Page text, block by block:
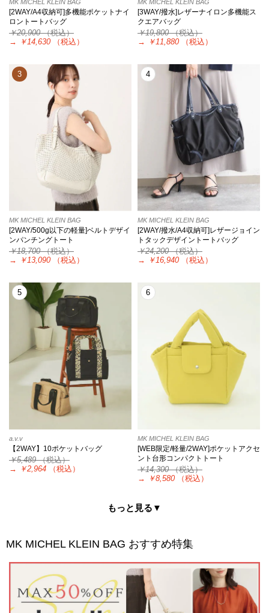
MK MICHEL KLEIN BAG
[2WAY/A4収納可]多機能ポケットナイ
ロントートバッグ
￥20,900（税込）
→
￥14,630 （税込）
MK MICHEL KLEIN BAG
[3WAY/撥水]レザーナイロン多機能ス
クエアバッグ
￥19,800（税込）
→
￥11,880 （税込）
3
MK MICHEL KLEIN BAG
[2WAY/500g以下の軽量]ベルトデザイ
ンパンチングトート
￥18,700（税込）
→
￥13,090 （税込）
4
MK MICHEL KLEIN BAG
[2WAY/撥水/A4収納可]レザージョイン
トタックデザイントートバッグ
￥24,200（税込）
→
￥16,940 （税込）
5
a.v.v
【2WAY】10ポケットバッグ
￥5,489（税込）
→
￥2,964 （税込）
6
MK MICHEL KLEIN BAG
[WEB限定/軽量/2WAY]ポケットアクセ
ント台形コンパクトトート
￥14,300（税込）
→
￥8,580 （税込）
もっと見る▼
MK MICHEL KLEIN BAG おすすめ特集